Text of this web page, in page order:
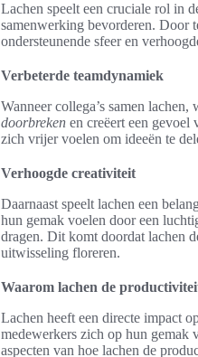
Lachen speelt een cruciale rol in
samenwerking bevorderen. Door
ondersteunende sfeer en
Verbeterde teamdynamiek
Wanneer collega’s samen
doorbreken en creëert een gevoel
zich vrijer voelen om ideeën te
Verhoogde creativiteit
Daarnaast speelt lachen een
hun gemak voelen door een
dragen. Dit komt doordat lachen
uitwisseling floreren.
Waarom lachen de
Lachen heeft een directe impact
medewerkers zich op hun gemak
aspecten van hoe lachen de